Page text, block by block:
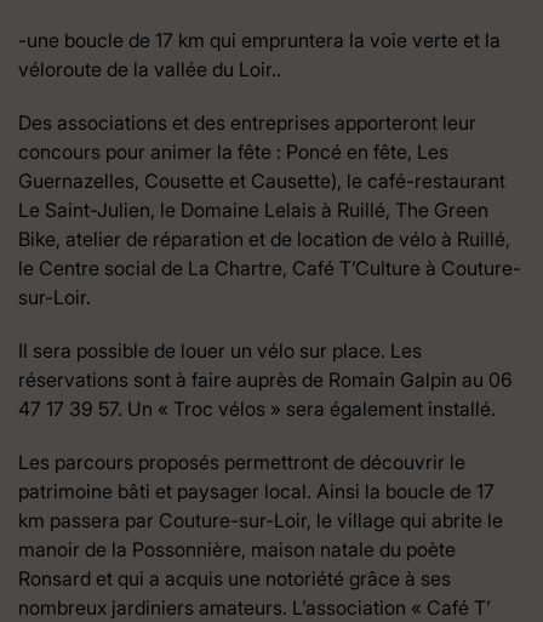
-une boucle de 17 km qui empruntera la voie verte et la
véloroute de la vallée du Loir..
Des associations et des entreprises apporteront leur
concours pour animer la fête : Poncé en fête, Les
Guernazelles, Cousette et Causette), le café-restaurant
Le Saint-Julien, le Domaine Lelais à Ruillé, The Green
Bike, atelier de réparation et de location de vélo à Ruillé,
le Centre social de La Chartre, Café T’Culture à Couture-
sur-Loir.
Il sera possible de louer un vélo sur place. Les
réservations sont à faire auprès de Romain Galpin au 06
47 17 39 57. Un « Troc vélos » sera également installé.
Les parcours proposés permettront de découvrir le
patrimoine bâti et paysager local. Ainsi la boucle de 17
km passera par Couture-sur-Loir, le village qui abrite le
manoir de la Possonnière, maison natale du poète
Ronsard et qui a acquis une notoriété grâce à ses
nombreux jardiniers amateurs. L’association « Café T’